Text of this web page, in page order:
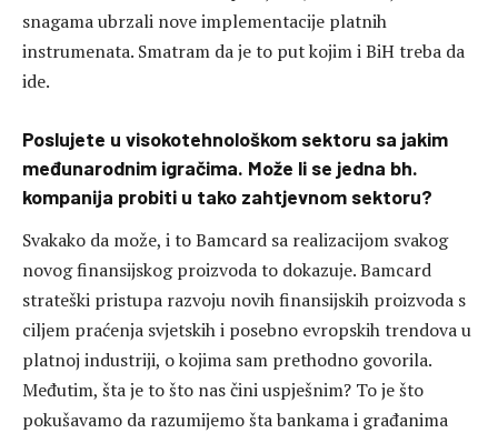
snagama ubrzali nove implementacije platnih
instrumenata. Smatram da je to put kojim i BiH treba da
ide.
Poslujete u visokotehnološkom sektoru sa jakim
međunarodnim igračima. Može li se jedna bh.
kompanija probiti u tako zahtjevnom sektoru?
Svakako da može, i to Bamcard sa realizacijom svakog
novog finansijskog proizvoda to dokazuje. Bamcard
strateški pristupa razvoju novih finansijskih proizvoda s
ciljem praćenja svjetskih i posebno evropskih trendova u
platnoj industriji, o kojima sam prethodno govorila.
Međutim, šta je to što nas čini uspješnim? To je što
pokušavamo da razumijemo šta bankama i građanima